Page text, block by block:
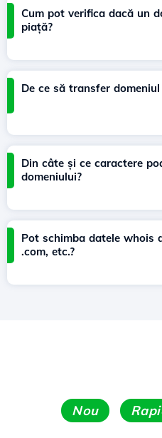
Cum pot verifica dacă un
piață?
De ce să transfer
Din câte și ce caractere
domeniului?
Pot schimba datele whois
.com, etc.?
Nou